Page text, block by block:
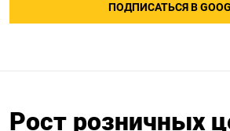
ПОДПИСАТЬСЯ В
Рост розничных